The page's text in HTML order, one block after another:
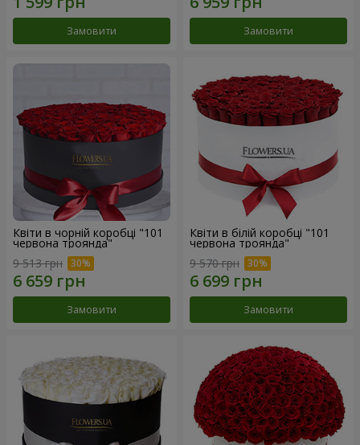
Замовити Замовити
Квіти в чорній коробці "101
червона троянда"
9 513 грн
Замовити
Квіти в білій коробці "101
червона троянда"
9 570 грн
Замовити